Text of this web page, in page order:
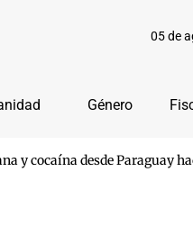
05 de
Género
y cocaína desde Paraguay